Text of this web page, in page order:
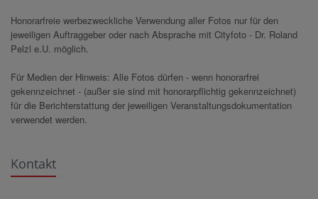
Honorarfreie werbezweckliche Verwendung aller Fotos nur für den
jeweiligen Auftraggeber oder nach Absprache mit Cityfoto - Dr. Roland
Pelzl e.U. möglich.
Für Medien der Hinweis: Alle Fotos dürfen - wenn honorarfrei
gekennzeichnet - (außer sie sind mit honorarpflichtig gekennzeichnet)
für die Berichterstattung der jeweiligen Veranstaltungsdokumentation
verwendet werden.
Kontakt